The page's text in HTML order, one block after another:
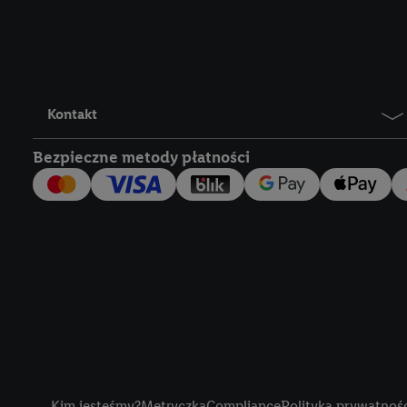
Kontakt
Bezpieczne metody płatności
Lidl Plus, możemy
wymienionych
następnie
użytkownika w
my i jeden z innych
Użytkownik upoważnia
usługach Lidl. Utiq
tak, Utiq udostępni
numeru
wykorzystany do
szczególności
obsługiwanych przez
korzystanie z
lub